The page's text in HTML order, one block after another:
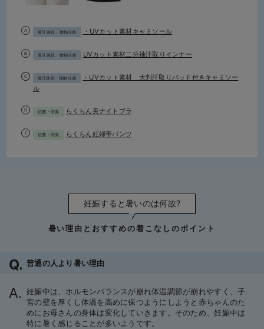
吸汗速乾・接触冷感 ・UVカット素材キャミソール
吸汗速乾・接触冷感 UVカット素材二分袖汗取りインナー
吸汗速乾・接触冷感
・UVカット素材 大判汗取りパッド付きキャミソー
ル
抗菌・防臭 らくちん美ナイトブラ
抗菌・防臭 らくちん妊婦帯パンツ
妊娠すると暑いのは何故?
暑い理由とおすすめの着こなしのポイント
普通の人より暑い理由
妊娠中は、ホルモンバランスが崩れ体温調節が崩れやすく、子
宮の壁を厚くし体温を高めに保つようにしようと赤ちゃんのた
めにお母さんの身体は変化していきます。そのため、妊娠中は
特に暑く感じることが多いようです。